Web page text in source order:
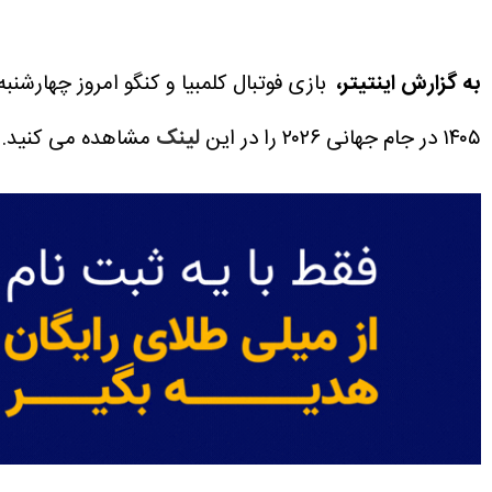
به گزارش اینتیتر، بازی فوتبال کلمبیا و کنگو امروز چهارشنبه ۳ تیر ۱۴۰۵ در جام جهانی ۲۰۲۶ ساعت ۵:۳۰ برگزار می
۱۴۰۵ در جام جهانی ۲۰۲۶ را در این
لینک مشاهده می کنید.